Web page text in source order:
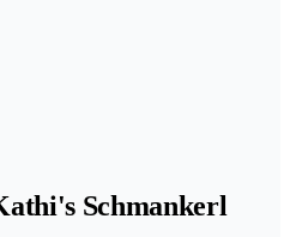
Schmankerl